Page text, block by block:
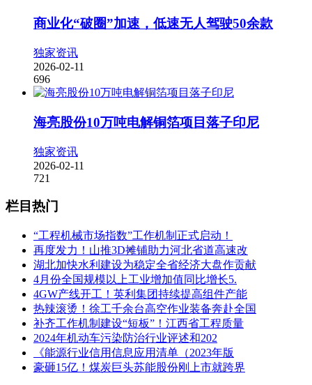
商业化“破圈”加速，低速无人驾驶50余款
独家资讯
2026-02-11
696
海亮股份10万吨电解铜箔项目落子印尼
独家资讯
2026-02-11
721
栏目热门
“工程机械市场指数”工作机制正式启动！
再度发力！山推3D摊铺助力河北省道高速改
湖北加快水利建设为稳定全省经济大盘作贡献
4月份全国规模以上工业增加值同比增长5.
4GW产线开工！英利集团持续提高组件产能
热辣滚烫！徐工千余台高空作业装备奔赴全国
补齐工作机制建设“短板”！江西省工程质量
2024年机动车污染防治行业评述和202
《能源行业信用信息应用清单（2023年版
豪砸15亿！煤炭巨头苏能股份刚上市就跨界